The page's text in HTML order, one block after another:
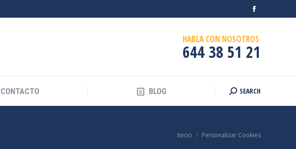
Facebook
opens
in
window
HABLA CON NOSOTROS
644 38 51 21
CONTACTO BLOG Buscar:
SEARCH
Estás aquí:
Inicio Personalizar Cookies
CONTACTO BLOG Buscar:
SEARCH